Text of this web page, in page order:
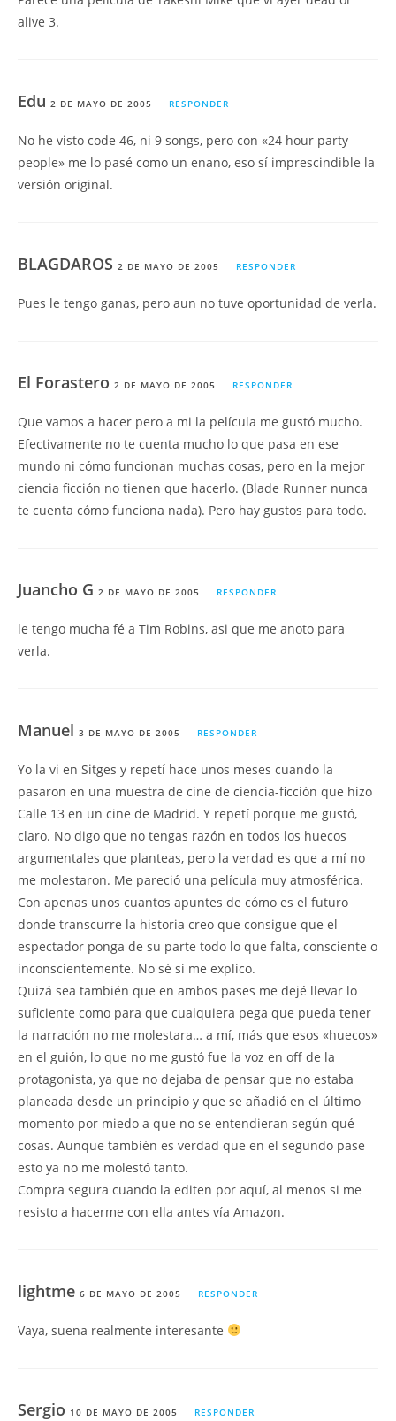
alive 3.
Edu 2 DE MAYO DE 2005 RESPONDER
No he visto code 46, ni 9 songs, pero con «24 hour party
people» me lo pasé como un enano, eso sí imprescindible la
versión original.
BLAGDAROS 2 DE MAYO DE 2005 RESPONDER
Pues le tengo ganas, pero aun no tuve oportunidad de verla.
El Forastero 2 DE MAYO DE 2005 RESPONDER
Que vamos a hacer pero a mi la película me gustó mucho.
Efectivamente no te cuenta mucho lo que pasa en ese
mundo ni cómo funcionan muchas cosas, pero en la mejor
ciencia ficción no tienen que hacerlo. (Blade Runner nunca
te cuenta cómo funciona nada). Pero hay gustos para todo.
Juancho G 2 DE MAYO DE 2005 RESPONDER
le tengo mucha fé a Tim Robins, asi que me anoto para
verla.
Manuel 3 DE MAYO DE 2005 RESPONDER
Yo la vi en Sitges y repetí hace unos meses cuando la
pasaron en una muestra de cine de ciencia-ficción que hizo
Calle 13 en un cine de Madrid. Y repetí porque me gustó,
claro. No digo que no tengas razón en todos los huecos
argumentales que planteas, pero la verdad es que a mí no
me molestaron. Me pareció una película muy atmosférica.
Con apenas unos cuantos apuntes de cómo es el futuro
donde transcurre la historia creo que consigue que el
espectador ponga de su parte todo lo que falta, consciente o
inconscientemente. No sé si me explico.
Quizá sea también que en ambos pases me dejé llevar lo
suficiente como para que cualquiera pega que pueda tener
la narración no me molestara… a mí, más que esos «huecos»
en el guión, lo que no me gustó fue la voz en off de la
protagonista, ya que no dejaba de pensar que no estaba
planeada desde un principio y que se añadió en el último
momento por miedo a que no se entendieran según qué
cosas. Aunque también es verdad que en el segundo pase
esto ya no me molestó tanto.
Compra segura cuando la editen por aquí, al menos si me
resisto a hacerme con ella antes vía Amazon.
lightme 6 DE MAYO DE 2005 RESPONDER
Vaya, suena realmente interesante
Sergio 10 DE MAYO DE 2005 RESPONDER